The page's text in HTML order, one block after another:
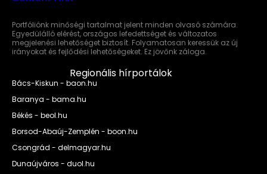
Portfóliónk minőségi tartalmat jelent minden olvasó számára.
Egyedülálló elérést, országos lefedettséget és változatos
megjelenési lehetőséget biztosít. Folyamatosan keressük az új
irányokat és fejlődési lehetőségeket. Ez jövőnk záloga.
Regionális hírportálok
Bács-Kiskun - baon.hu
Baranya - bama.hu
Békés - beol.hu
Borsod-Abaúj-Zemplén - boon.hu
Csongrád - delmagyar.hu
Dunaújváros - duol.hu